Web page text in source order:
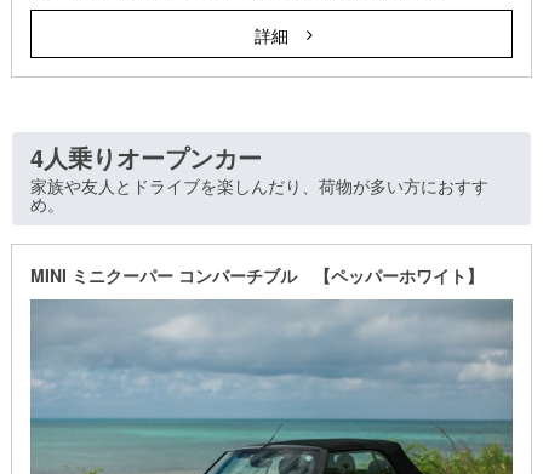
詳細
4人乗りオープンカー
家族や友人とドライブを楽しんだり、荷物が多い方におすす
め。
MINI ミニクーパー コンバーチブル 【ペッパーホワイト】